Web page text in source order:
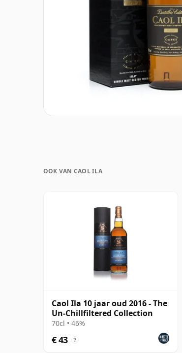
OOK VAN CAOL ILA
Caol Ila 10 jaar oud 2016 - The
Un-Chillfiltered Collection
70cl • 46%
€ 43 ?